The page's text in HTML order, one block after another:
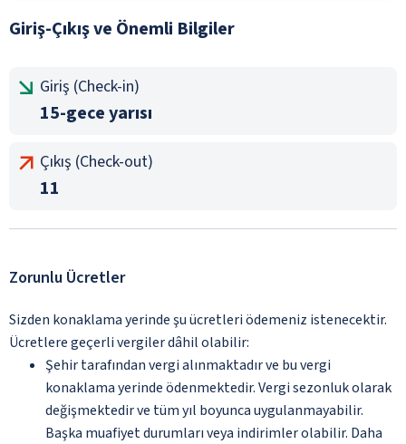
Giriş-Çıkış ve Önemli Bilgiler
Giriş (Check-in)
15-gece yarısı
Çıkış (Check-out)
11
Zorunlu Ücretler
Sizden konaklama yerinde şu ücretleri ödemeniz istenecektir.
Ücretlere geçerli vergiler dâhil olabilir:
Şehir tarafından vergi alınmaktadır ve bu vergi
konaklama yerinde ödenmektedir. Vergi sezonluk olarak
değişmektedir ve tüm yıl boyunca uygulanmayabilir.
Başka muafiyet durumları veya indirimler olabilir. Daha